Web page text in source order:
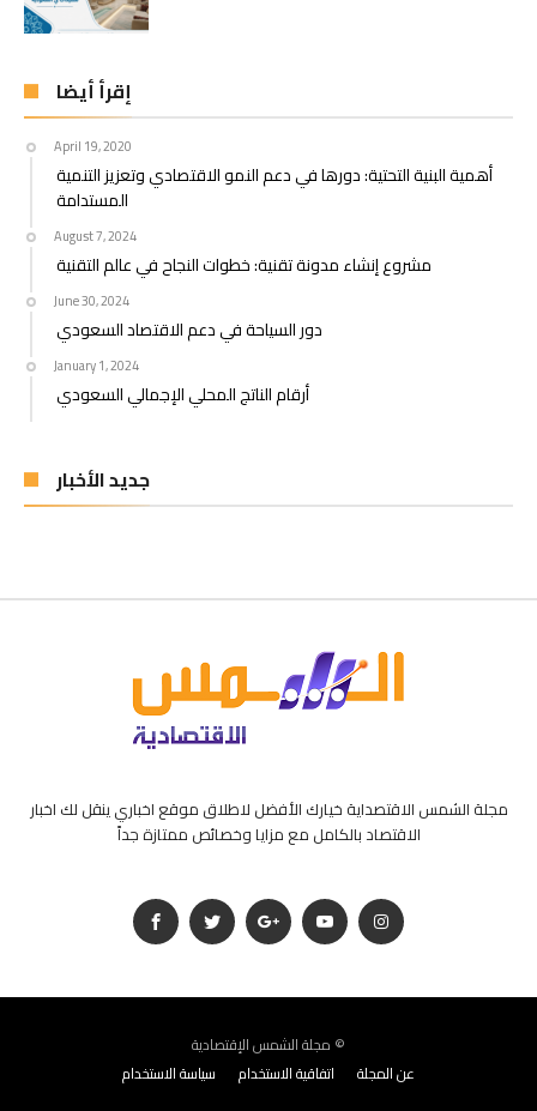
إقرأ أيضا
April 19, 2020
أهمية البنية التحتية: دورها في دعم النمو الاقتصادي وتعزيز التنمية
المستدامة
August 7, 2024
مشروع إنشاء مدونة تقنية: خطوات النجاح في عالم التقنية
June 30, 2024
دور السياحة في دعم الاقتصاد السعودي
January 1, 2024
أرقام الناتج المحلي الإجمالي السعودي
جديد الأخبار
مجلة الشمس الاقتصداية خيارك الأفضل لاطلاق موقع اخباري ينقل لك اخبار
الاقتصاد بالكامل مع مزايا وخصائص ممتازة جداً
مجلة الشمس الإقتصادية ©
سياسة الاستخدام
اتفاقية الاستخدام عن المجلة